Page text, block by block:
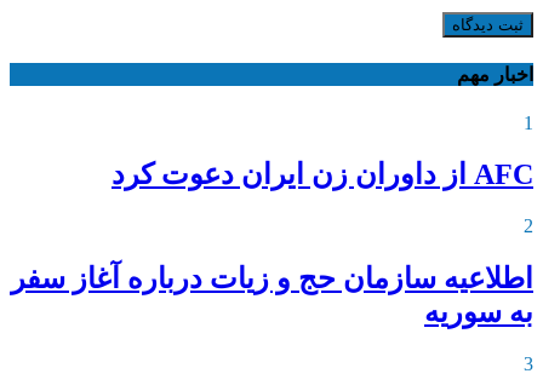
ثبت دیدگاه
اخبار مهم
1
AFC از داوران زن ایران دعوت کرد
2
اطلاعیه‌ سازمان حج و زیات درباره آغاز سفر
به سوریه
3